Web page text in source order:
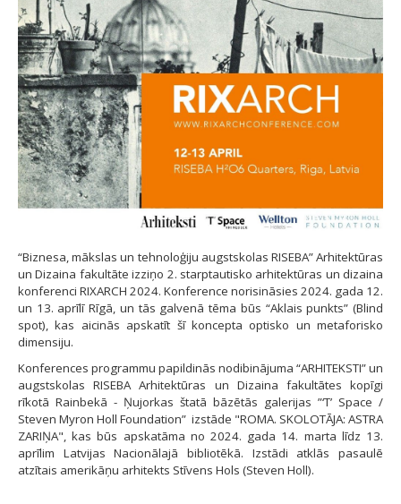
“Biznesa, mākslas un tehnoloģiju augstskolas RISEBA” Arhitektūras
un Dizaina fakultāte izziņo 2. starptautisko arhitektūras un dizaina
konferenci RIXARCH 2024. Konference norisināsies 2024. gada 12.
un 13. aprīlī Rīgā, un tās galvenā tēma būs “Aklais punkts” (Blind
spot), kas aicinās apskatīt šī koncepta optisko un metaforisko
dimensiju.
Konferences programmu papildinās nodibinājuma “ARHITEKSTI” un
augstskolas RISEBA Arhitektūras un Dizaina fakultātes kopīgi
rīkotā Rainbekā - Ņujorkas štatā bāzētās galerijas ”‘T’ Space /
Steven Myron Holl Foundation” izstāde "ROMA. SKOLOTĀJA: ASTRA
ZARIŅA", kas būs apskatāma no 2024. gada 14. marta līdz 13.
aprīlim Latvijas Nacionālajā bibliotēkā. Izstādi atklās pasaulē
atzītais amerikāņu arhitekts Stīvens Hols (Steven Holl).